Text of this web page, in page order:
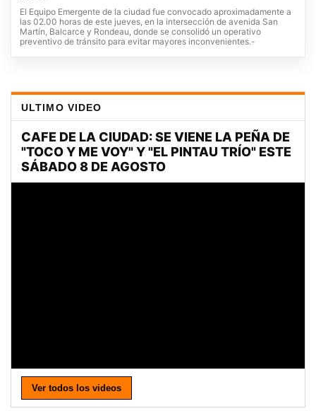
El Equipo Emergente de la ciudad fue convocado aproximadamente a
las 02.00 horas de este jueves, en la intersección de avenida San
Martín, Balcarce y Rondeau, donde se consolidó un operativo
preventivo de tránsito para evitar mayores inconvenientes.-
ULTIMO VIDEO
Ver todos los videos